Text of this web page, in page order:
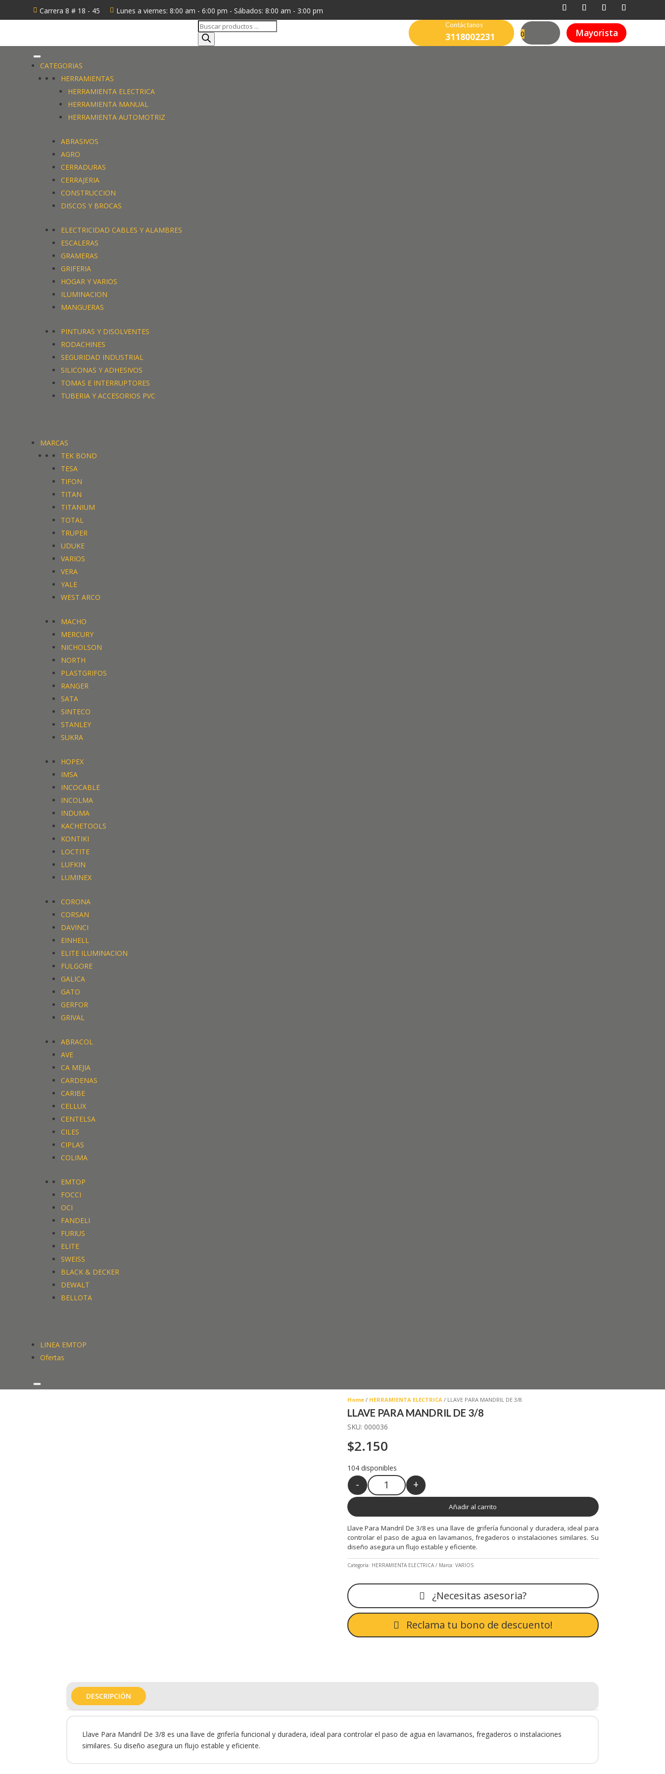
 Carrera 8 # 18 - 45  Lunes a viernes: 8:00 am - 6:00 pm - Sábados: 8:00 am - 3:00 pm
Búsqueda
de
productos
Contáctanos
3118002231 0 Mayorista
CATEGORIAS
HERRAMIENTAS
HERRAMIENTA ELECTRICA
HERRAMIENTA MANUAL
HERRAMIENTA AUTOMOTRIZ
ABRASIVOS
AGRO
CERRADURAS
CERRAJERIA
CONSTRUCCION
DISCOS Y BROCAS
ELECTRICIDAD CABLES Y ALAMBRES
ESCALERAS
GRAMERAS
GRIFERIA
HOGAR Y VARIOS
ILUMINACION
MANGUERAS
PINTURAS Y DISOLVENTES
RODACHINES
SEGURIDAD INDUSTRIAL
SILICONAS Y ADHESIVOS
TOMAS E INTERRUPTORES
TUBERIA Y ACCESORIOS PVC
MARCAS
TEK BOND
TESA
TIFON
TITAN
TITANIUM
TOTAL
TRUPER
UDUKE
VARIOS
VERA
YALE
WEST ARCO
MACHO
MERCURY
NICHOLSON
NORTH
PLASTGRIFOS
RANGER
SATA
SINTECO
STANLEY
SUKRA
HOPEX
IMSA
INCOCABLE
INCOLMA
INDUMA
KACHETOOLS
KONTIKI
LOCTITE
LUFKIN
LUMINEX
CORONA
CORSAN
DAVINCI
EINHELL
ELITE ILUMINACION
FULGORE
GALICA
GATO
GERFOR
GRIVAL
ABRACOL
AVE
CA MEJIA
CARDENAS
CARIBE
CELLUX
CENTELSA
CILES
CIPLAS
COLIMA
EMTOP
FOCCI
OCI
FANDELI
FURIUS
ELITE
SWEISS
BLACK & DECKER
DEWALT
BELLOTA
LINEA EMTOP
Ofertas
Home/ HERRAMIENTA ELECTRICA / LLAVE PARA MANDRIL DE 3/8
LLAVE PARA MANDRIL DE 3/8
SKU: 000036
$2.150
104 disponibles
Quantity
- +
Añadir al carrito
Llave Para Mandril De 3/8 es una llave de grifería funcional y duradera, ideal para
controlar el paso de agua en lavamanos, fregaderos o instalaciones similares. Su
diseño asegura un flujo estable y eficiente.
Categoría: HERRAMIENTA ELECTRICA Marca: VARIOS
¿Necesitas asesoria?
Reclama tu bono de descuento!
DESCRIPCIÓN
Llave Para Mandril De 3/8 es una llave de grifería funcional y duradera, ideal para controlar el paso de agua en lavamanos, fregaderos o instalaciones
similares. Su diseño asegura un flujo estable y eficiente.